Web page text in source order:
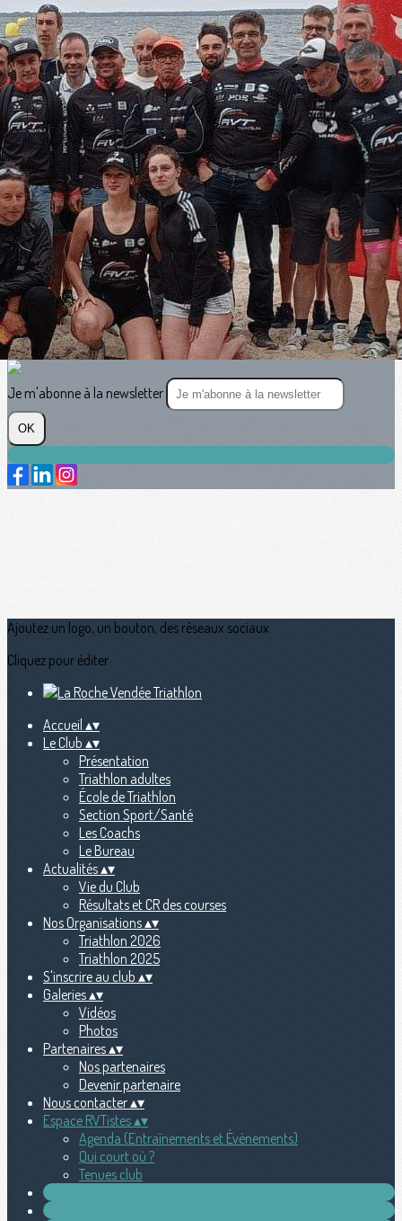
Exporter les lignes sélectionnées
Exporter toutes les colonnes
Exporter uniquement les colonnes affichées
Menu
<
>
Agenda (Entraînements et Évènements)
Qui court où ?
Tenues club
?>
Images de la page d'accueil
Cliquez pour éditer
Texte, bouton et/ou inscription à la newsletter
Cliquez pour éditer
Je m'abonne à la newsletter
OK
Ajoutez un logo, un bouton, des réseaux sociaux
Cliquez pour éditer
Accueil ▴▾
Le Club ▴▾
Présentation
Triathlon adultes
École de Triathlon
Section Sport/Santé
Les Coachs
Le Bureau
Actualités▴▾
Vie du Club
Résultats et CR des courses
Nos Organisations▴▾
Triathlon 2026
Triathlon 2025
S'inscrire au club ▴▾
Galeries▴▾
Vidéos
Photos
Partenaires▴▾
Nos partenaires
Devenir partenaire
Nous contacter▴▾
Espace RVTistes▴▾
Agenda (Entraînements et Évènements)
Qui court où ?
Tenues club